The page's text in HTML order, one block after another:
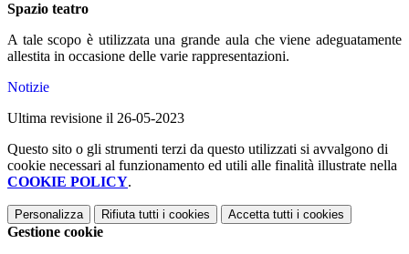
Spazio teatro
A tale scopo è utilizzata una grande aula che viene adeguatamente
allestita in occasione delle varie rappresentazioni.
Notizie
Ultima revisione il 26-05-2023
Questo sito o gli strumenti terzi da questo utilizzati si avvalgono di
cookie necessari al funzionamento ed utili alle finalità illustrate nella
COOKIE POLICY.
Personalizza Rifiuta tutti i cookies Accetta tutti i cookies
Gestione cookie